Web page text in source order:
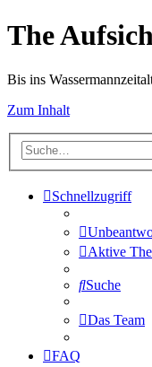
The
Bis ins
Zum Inhalt
Schnellzugriff
Aktive
Suche
Das Team
FAQ